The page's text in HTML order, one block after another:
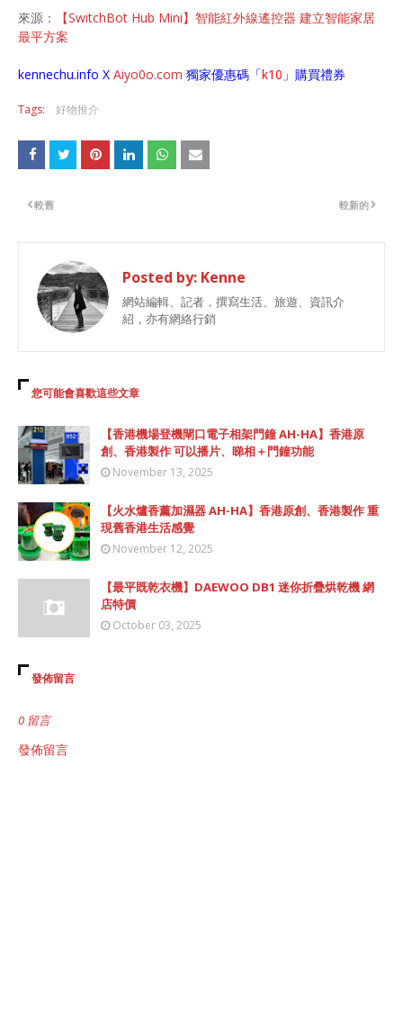
來源：
【SwitchBot Hub Mini】智能紅外線遙控器 建立智能家居
最平方案
kennechu.info X Aiyo0o.com 獨家優惠碼「k10 」購買禮券
Tags: 好物推介
較新的
較舊
Posted by: Kenne
網站編輯、記者，撰寫生活、旅遊、資訊介
紹，亦有網絡行銷
您可能會喜歡這些文章
【香港機場登機閘口電子相架門鐘 AH-HA】香港原
創、香港製作 可以播片、睇相＋門鐘功能
November 13, 2025
【火水爐香薰加濕器 AH-HA】香港原創、香港製作 重
現舊香港生活感覺
November 12, 2025
【最平既乾衣機】DAEWOO DB1 迷你折疊烘乾機 網
店特價
October 03, 2025
發佈留言
0 留言
發佈留言